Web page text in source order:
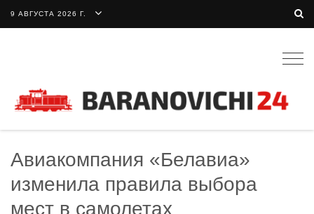
9 АВГУСТА 2026 Г.
Авиакомпания «Белавиа»
изменила правила выбора
мест в самолетах